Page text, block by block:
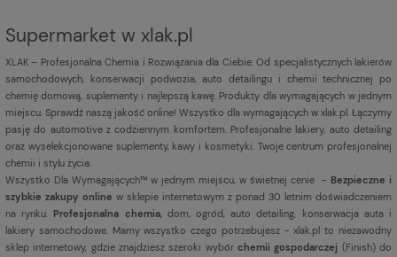
Supermarket w xlak.pl
XLAK – Profesjonalna Chemia i Rozwiązania dla Ciebie. Od specjalistycznych lakierów
samochodowych, konserwacji podwozia, auto detailingu i chemii technicznej po
chemię domową, suplementy i najlepszą kawę. Produkty dla wymagających w jednym
miejscu. Sprawdź naszą jakość online! Wszystko dla wymagających w xlak.pl. Łączymy
pasję do automotive z codziennym komfortem. Profesjonalne lakiery, auto detailing
oraz wyselekcjonowane suplementy, kawy i kosmetyki. Twoje centrum profesjonalnej
chemii i stylu życia.
Wszystko Dla Wymagających™ w jednym miejscu, w świetnej cenie - Bezpieczne i
szybkie zakupy online w sklepie internetowym z ponad 30 letnim doświadczeniem
na rynku. Profesjonalna chemia, dom, ogród, auto detailing, konserwacja auta i
lakiery samochodowe. Mamy wszystko czego potrzebujesz - xlak.pl to niezawodny
sklep internetowy, gdzie znajdziesz szeroki wybórchemii gospodarczej (Finish) do